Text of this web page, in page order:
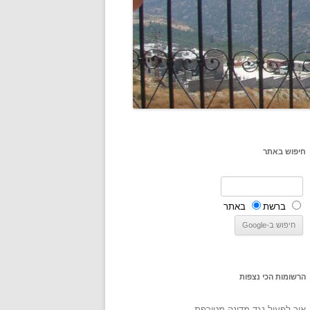
חיפוש באתר
ברשת באתר
הרשומות הכי נצפות